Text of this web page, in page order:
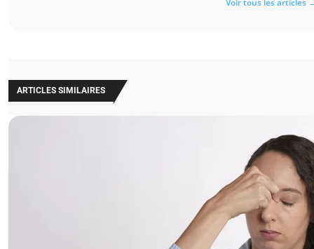
Voir tous les articles
ARTICLES SIMILAIRES